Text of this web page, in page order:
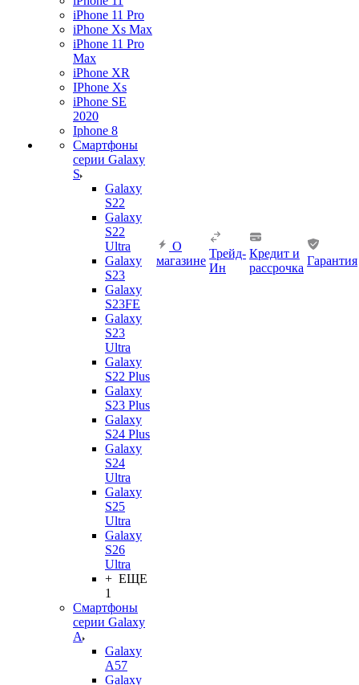
iPhone 11 Pro
iPhone Xs Max
iPhone 11 Pro
Max
iPhone XR
IPhone Xs
iPhone SE
2020
Iphone 8
Смартфоны
серии Galaxy
S
Galaxy
S22
Galaxy
S22
Ultra
Galaxy
S23
Galaxy
S23FE
Galaxy
S23
Ultra
Galaxy
S22 Plus
Galaxy
S23 Plus
Galaxy
S24 Plus
Galaxy
S24
Ultra
Galaxy
S25
Ultra
Galaxy
S26
Ultra
+ ЕЩЕ
1
Смартфоны
серии Galaxy
A
Galaxy
A57
Galaxy
О
магазине
Трейд-
Ин
Кредит и
рассрочка
Гарантия